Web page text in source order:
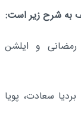
به شرح زیر است:
رمضانی و ایلشن
سعادت، پویا